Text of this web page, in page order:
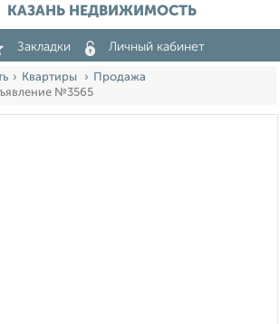
КАЗАНЬ НЕДВИЖИМОСТЬ
Закладки Личный кабинет
Квартиры
Продажа
№3565